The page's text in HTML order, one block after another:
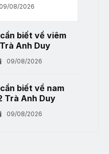
09/08/2026
biết về viêm
Anh Duy
09/08/2026
biết về nam
Trà Anh Duy
09/08/2026